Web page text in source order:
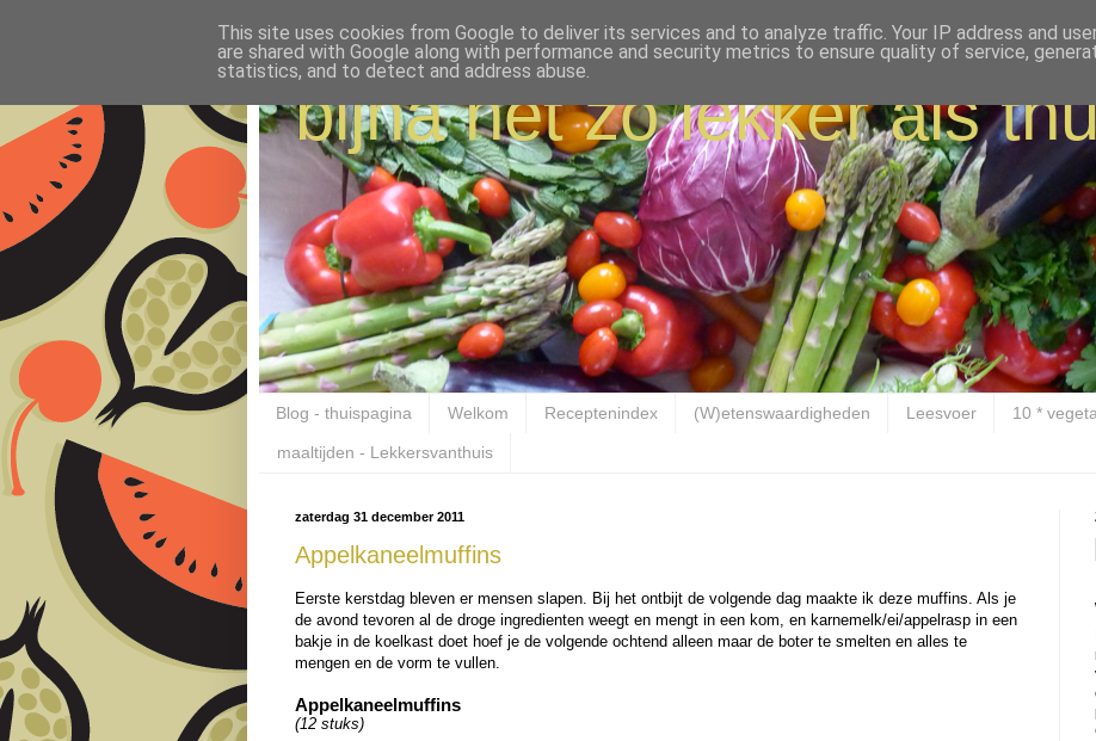
bijna net zo lekker als
Blog - thuispagina Welkom Receptenindex (W)etenswaardigheden Leesvoer 10 *
maaltijden - Lekkersvanthuis
zaterdag 31 december 2011
Appelkaneelmuffins
Eerste kerstdag bleven er mensen slapen. Bij het ontbijt de volgende dag maakte ik deze muffins. Als je
de avond tevoren al de droge ingredienten weegt en mengt in een kom, en karnemelk/ei/appelrasp in een
bakje in de koelkast doet hoef je de volgende ochtend alleen maar de boter te smelten en alles te
mengen en de vorm te vullen.
Appelkaneelmuffins
(12 stuks)
This site uses cookies from Google to deliver its services and to analyze traffic. Your IP address and
are shared with Google along with performance and security metrics to ensure quality of service,
statistics, and to detect and address abuse.